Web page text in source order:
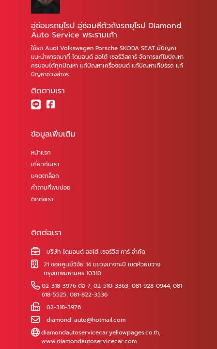
อู่ซ่อมรถยุโรป อู่ซ่อมสีตัวถังรถยุโรป Diamond
Auto Service พระรามเก้า
ใช้รถ Audi Volkswagen Porsche SKODA SEAT มีปัญหา
แนะนำพารถมาที่ ไดมอนด์ ออโต้ เซอร์วิสคาร์ จัดการแก้ไขปัญหา
ครบจบได้ทุกปัญหา แก้ปัญหาเครื่องยนต์ แก้ปัญหาเกียร์รถ แก้
ปัญหาช่วงล่างร...
ติดตามเรา
ข้อมูลเพิ่มเติม
หน้าแรก
เกี่ยวกับเรา
แคตตาล็อก
คำถามที่พบบ่อย
ติดต่อเรา
ติดต่อเรา
บริษัท ไดมอนด์ ออโต้ เซอร์วิส คาร์ จำกัด
21 ซอยศูนย์วิจัย 14 แขวงบางกะปิ เขตห้วยขวาง
กรุงเทพมหานคร 10310
02-318-3976 ต่อ 7,02-510-3363,081-928-0944,081-
618-5525,081-822-3536
02-318-3976
diamond_auto@hotmail.com
diamondautoservicecar.yellowpages.co.th,
www.diamondautoservicecar.com